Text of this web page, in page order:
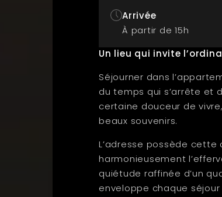
Arrivée
À partir de 15h
Un lieu qui invite
Séjourner dans
du temps qui s’arrête et
certaine douceur de
beaux souvenirs.
L’adresse possède
harmonieusement
quiétude raffinée d’un
enveloppe chaque